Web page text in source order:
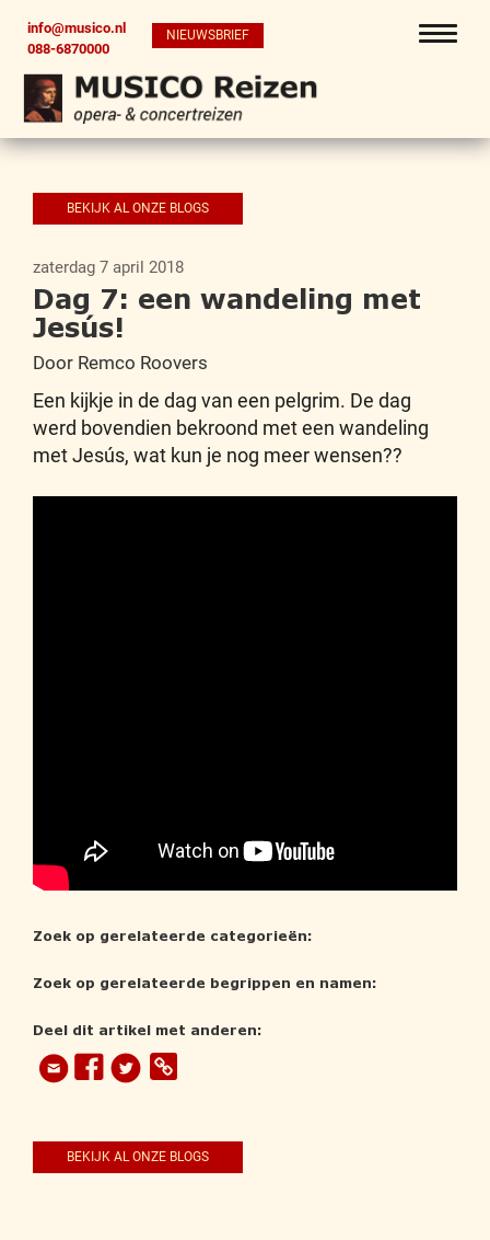
info@musico.nl
088-6870000
NIEUWSBRIEF
BEKIJK AL ONZE BLOGS
zaterdag 7 april 2018
Dag 7: een wandeling met
Jesús!
Door Remco Roovers
Een kijkje in de dag van een pelgrim. De dag
werd bovendien bekroond met een wandeling
met Jesús, wat kun je nog meer wensen??
Zoek op gerelateerde categorieën:
Zoek op gerelateerde begrippen en namen:
Deel dit artikel met anderen:
BEKIJK AL ONZE BLOGS